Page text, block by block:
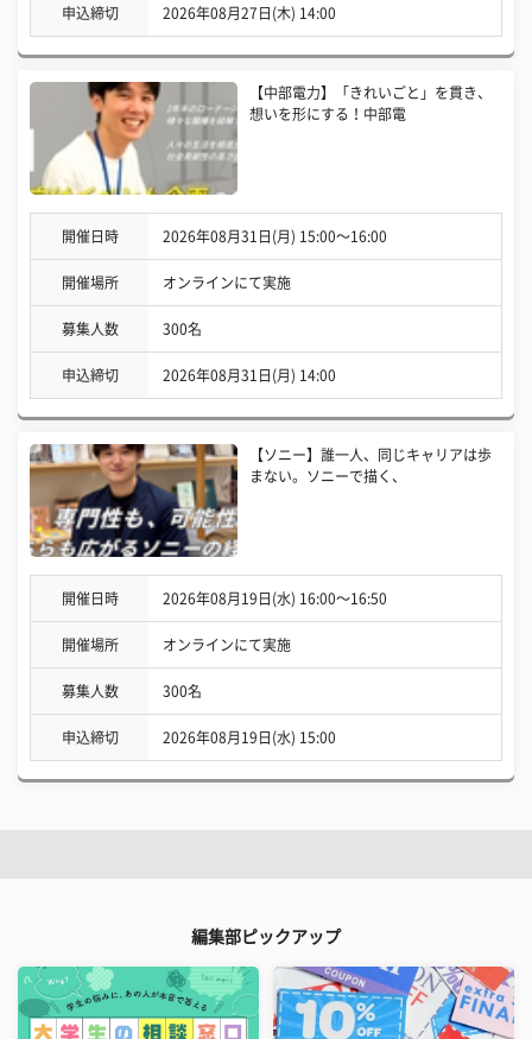
申込締切 2026年08月27日(木) 14:00
【中部電力】「きれいごと」を貫き、
想いを形にする！中部電
開催日時 2026年08月31日(月) 15:00〜16:00
開催場所 オンラインにて実施
募集人数 300名
申込締切 2026年08月31日(月) 14:00
【ソニー】誰一人、同じキャリアは歩
まない。ソニーで描く、
開催日時 2026年08月19日(水) 16:00〜16:50
開催場所 オンラインにて実施
募集人数 300名
申込締切 2026年08月19日(水) 15:00
編集部ピックアップ